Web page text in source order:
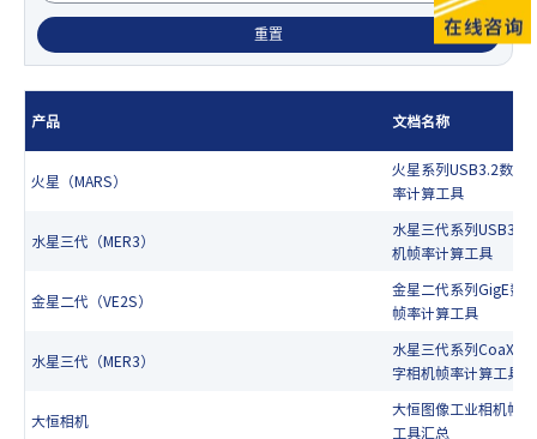
产品 文档名称
火星（MARS）
火星系列USB3.2数字
率计算工具
水星三代（MER3）
水星三代系列USB3.2
机帧率计算工具
金星二代（VE2S）
金星二代系列GigE数
帧率计算工具
水星三代（MER3）
水星三代系列
字相机帧率计算工具
大恒相机
大恒图像工业相机帧
工具汇总